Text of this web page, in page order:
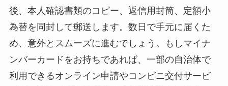
後、本人確認書類のコピー、返信用封筒、定額小
為替を同封して郵送します。数日で手元に届くた
め、意外とスムーズに進むでしょう。もしマイナ
ンバーカードをお持ちであれば、一部の自治体で
利用できるオンライン申請やコンビニ交付サービ